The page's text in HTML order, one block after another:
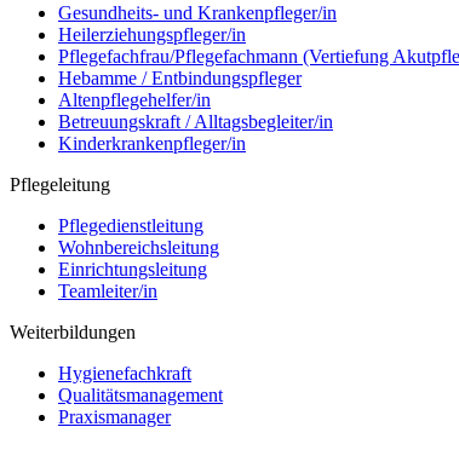
Gesundheits- und Krankenpfleger/in
Heilerziehungspfleger/in
Pflegefachfrau/Pflegefachmann (Vertiefung
Hebamme / Entbindungspfleger
Altenpflegehelfer/in
Betreuungskraft / Alltagsbegleiter/in
Kinderkrankenpfleger/in
Pflegeleitung
Pflegedienstleitung
Wohnbereichsleitung
Einrichtungsleitung
Teamleiter/in
Weiterbildungen
Hygienefachkraft
Qualitätsmanagement
Praxismanager